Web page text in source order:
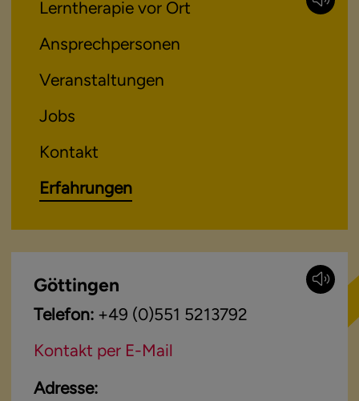
Lerntherapie vor Ort
Ansprechpersonen
Veranstaltungen
Jobs
Kontakt
Erfahrungen
Göttingen
Telefon: +49 (0)551 5213792
Kontakt per E-Mail
Adresse: